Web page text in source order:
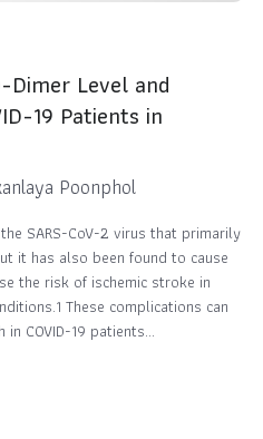
Level and
19 Patients in
Poonphol
SARS-CoV-2 virus that primarily
it has also been found to cause
the risk of ischemic stroke in
These complications can
COVID-19 patients...